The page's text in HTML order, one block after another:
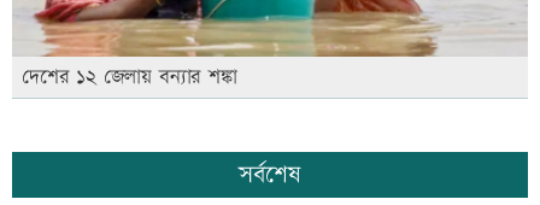
দেশের ১২ জেলায় বন্যার শঙ্কা
সর্বশেষ